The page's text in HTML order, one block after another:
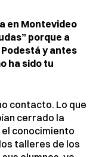
en Montevideo
porque a
y antes
ha sido tu
contacto. Lo que
cerrado la
el conocimiento
talleres de los